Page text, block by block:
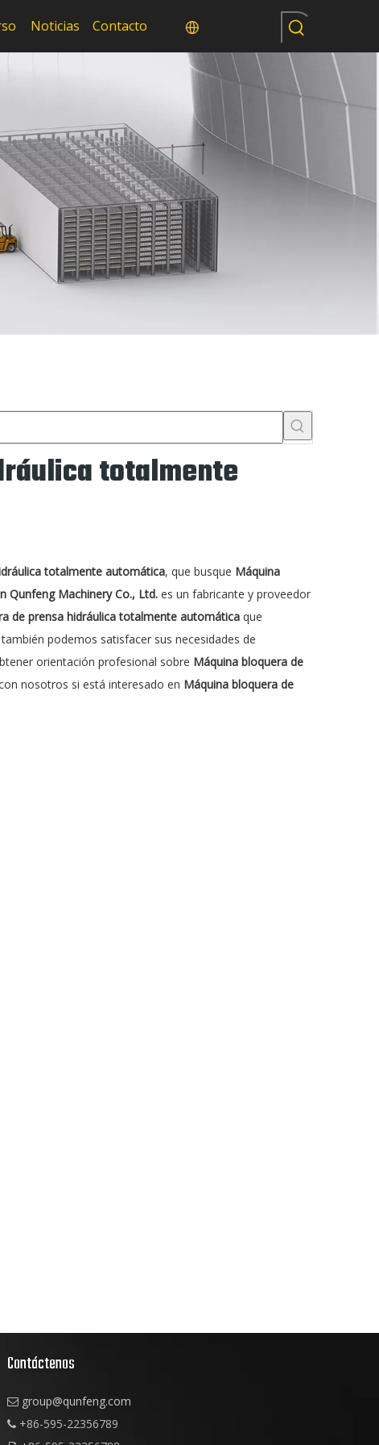
Noticias Contacto
totalmente
totalmente automática, que busque Máquina
Qunfeng Machinery Co., Ltd. es un fabricante y proveedor
de prensa hidráulica totalmente automática que
podemos satisfacer sus necesidades de
orientación profesional sobre Máquina bloquera de
nosotros si está interesado en Máquina bloquera de
Contáctenos
 group@qunfeng.com
 +86-595-22356789